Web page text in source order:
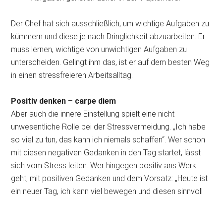
Der Chef hat sich ausschließlich, um wichtige Aufgaben zu
kümmern und diese je nach Dringlichkeit abzuarbeiten. Er
muss lernen, wichtige von unwichtigen Aufgaben zu
unterscheiden. Gelingt ihm das, ist er auf dem besten Weg
in einen stressfreieren Arbeitsalltag.
Positiv denken – carpe diem
Aber auch die innere Einstellung spielt eine nicht
unwesentliche Rolle bei der Stressvermeidung. „Ich habe
so viel zu tun, das kann ich niemals schaffen“. Wer schon
mit diesen negativen Gedanken in den Tag startet, lässt
sich vom Stress leiten. Wer hingegen positiv ans Werk
geht, mit positiven Gedanken und dem Vorsatz: „Heute ist
ein neuer Tag, ich kann viel bewegen und diesen sinnvoll